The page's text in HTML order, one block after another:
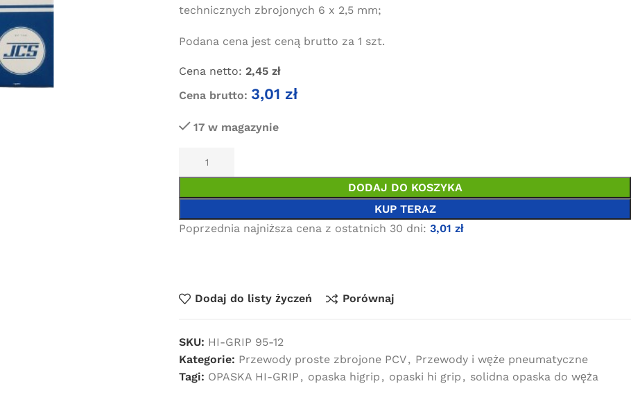
technicznych zbrojonych 6 x 2,5 mm;
Podana cena jest ceną brutto za 1 szt.
Cena netto: 2,45 zł
Cena brutto: 3,01 zł
17 w magazynie
DODAJ DO KOSZYKA
KUP TERAZ
Poprzednia najniższa cena z ostatnich 30 dni: 3,01 zł
Dodaj do listy życzeń Porównaj
SKU: HI-GRIP 95-12
Kategorie: Przewody proste zbrojone PCV, Przewody i węże pneumatyczne
Tagi: OPASKA HI-GRIP , opaska higrip , opaski hi grip , solidna opaska do węża